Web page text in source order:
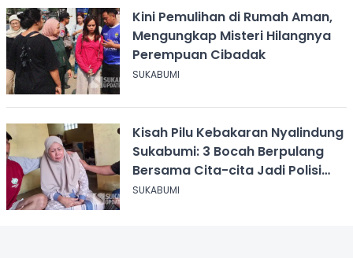
Kini Pemulihan di Rumah Aman,
Mengungkap Misteri Hilangnya
Perempuan Cibadak
SUKABUMI
Kisah Pilu Kebakaran Nyalindung
Sukabumi: 3 Bocah Berpulang
Bersama Cita-cita Jadi Polisi
dan Guru
SUKABUMI